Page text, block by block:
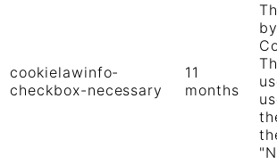
cookielawinfo-
checkbox-necessary
11
months